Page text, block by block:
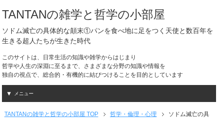
TANTANの雑学と哲学の小部屋
ソドム滅亡の具体的な顛末①パンを食べ地に足をつく天使と数百年を
生きる超人たちが生きた時代
このサイトは、日常生活の知識や雑学からはじまり
哲学や人生の深淵に至るまで、さまざまな分野の知識や情報を
独自の視点で、総合的・有機的に結びつけることを目的としています
メニュー
TANTANの雑学と哲学の小部屋 TOP 哲学・倫理・心理
ソドム滅亡の具